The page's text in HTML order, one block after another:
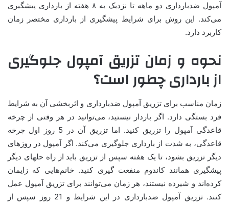
آمپول ضدبارداری دو ماهه تا نزدیک به ۸ هفته از بارداری پیشگیری
می‌کند. این روش برای شرایط پیشگیری از بارداری مختصر زمان
کاربرد دارد.
نحوه و زمان تزریق آمپول جلوگیری
از بارداری چطور است؟
زمان مناسب برای تزریق آمپول ضدبارداری و اثربخشی آن به شرایط
فرد بستگی دارد. اگر باردار نیستید، می‌توانید در هر وقتی از چرخه
قاعدگی آمپول را تزریق کنید. اما تزریق آن در 5 روز اول چرخه
قاعدگی، به شدت از بارداری جلوگیری می‌کند. اگر آمپول در روزهای
دیگر تزریق بشود، تا یک هفته سپس از تزریق باید از راه حلهای دیگر
پیشگیری همانند کاندوم منفعت گیری کنید. خانم‌هایی که زایمان
کرده‌اند و شیرده نیستند، هر زمان می‌توانند برای تزریق آمپول عمل
کنند. تزریق آمپول ضدبارداری در این شرایط و 21 روز سپس از